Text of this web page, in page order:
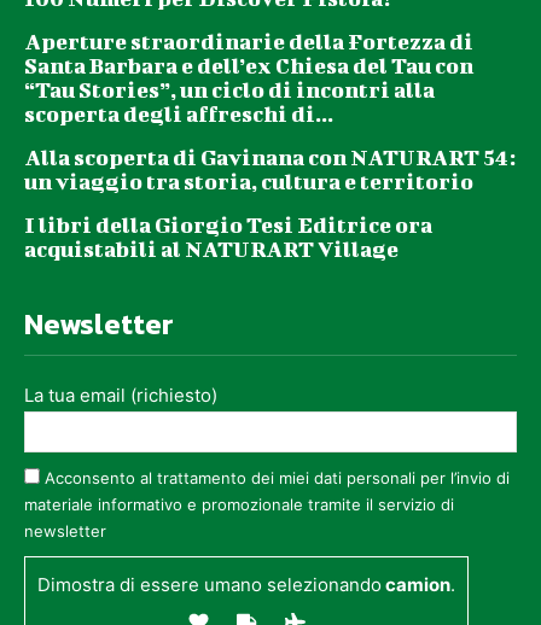
Aperture straordinarie della Fortezza di
Santa Barbara e dell’ex Chiesa del Tau con
“Tau Stories”, un ciclo di incontri alla
scoperta degli affreschi di...
Alla scoperta di Gavinana con NATURART 54:
un viaggio tra storia, cultura e territorio
I libri della Giorgio Tesi Editrice ora
acquistabili al NATURART Village
Newsletter
La tua email (richiesto)
Acconsento al trattamento dei miei dati personali per l’invio di
materiale informativo e promozionale tramite il servizio di
newsletter
Dimostra di essere umano selezionandocamion.